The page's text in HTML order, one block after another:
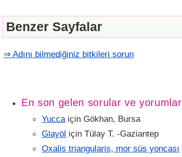
Benzer Sayfalar
⇒ Adını bilmediğiniz bitkileri sorun
En son gelen sorular ve yorumlar
Yucca için Gökhan, Bursa
Glayöl için Tülay T. -Gaziantep
Oxalis triangularis, mor süs yoncası